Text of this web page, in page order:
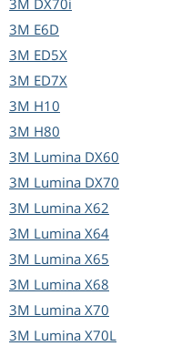
3M DX70i
3M E6D
3M ED5X
3M ED7X
3M H10
3M H80
3M Lumina DX60
3M Lumina DX70
3M Lumina X62
3M Lumina X64
3M Lumina X65
3M Lumina X68
3M Lumina X70
3M Lumina X70L